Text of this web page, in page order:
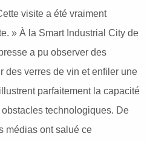
visite a été vraiment
» À la Smart Industrial City de
a pu observer des
des verres de vin et enfiler une
parfaitement la capacité
technologiques. De
médias ont salué ce